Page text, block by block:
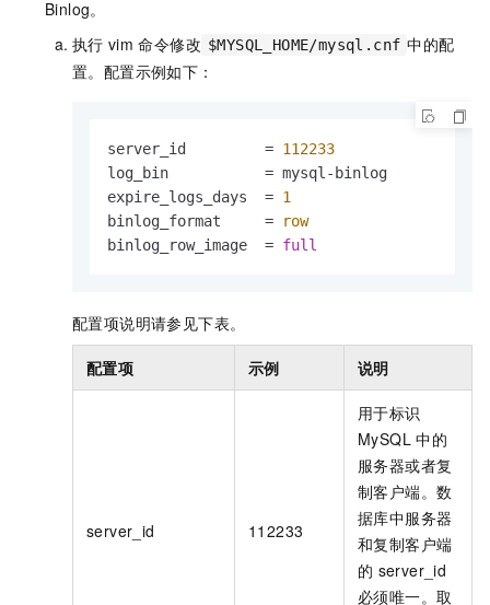
Binlog。
执行 vim 命令修改 $MYSQL_HOME/mysql.cnf 中的配
置。配置示例如下：
server_id = 112233
log_bin = mysql - binlog
expire_logs_days = 1
binlog_format =
row
binlog_row_image = full
配置项说明请参见下表。
配置项 示例 说明
server_id 112233
用于标识
MySQL 中的
服务器或者复
制客户端。数
据库中服务器
和复制客户端
的 server_id
必须唯一。取